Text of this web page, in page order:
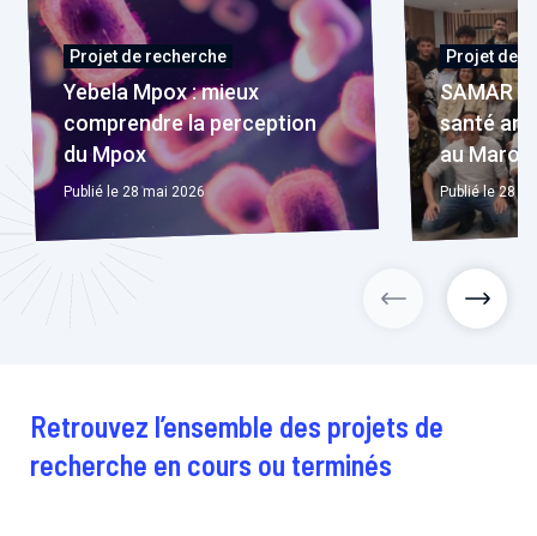
Projet de recherche
Yebela Mpox : mieux
comprendre la perception
du Mpox
Publié le 28 mai 2026
Projet de
SAMAR :
santé
au Maroc
Publié le 28
Retrouvez l’ensemble des projets de
recherche en cours ou terminés